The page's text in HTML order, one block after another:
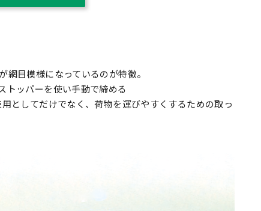
目模様になっているのが特徴。
トッパーを使い手動で締める
としてだけでなく、荷物を運びやすくするための取っ